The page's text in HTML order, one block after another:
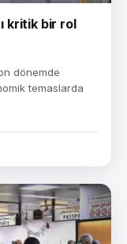
kritik bir rol
dönemde
temaslarda